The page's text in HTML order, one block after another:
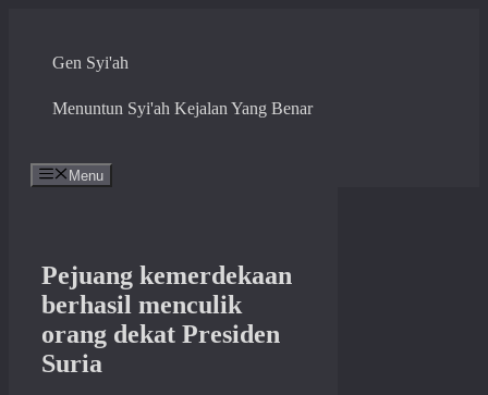
contentGen Syi'ah
Menuntun Syi'ah Kejalan Yang Benar
Menu
Pejuang kemerdekaan
berhasil menculik
orang dekat Presiden
Suria